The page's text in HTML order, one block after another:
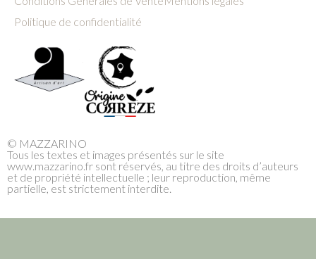
Politique de confidentialité
© MAZZARINO
Tous les textes et images présentés sur le site
www.mazzarino.fr sont réservés, au titre des droits d’auteurs
et de propriété intellectuelle ; leur reproduction, même
partielle, est strictement interdite.